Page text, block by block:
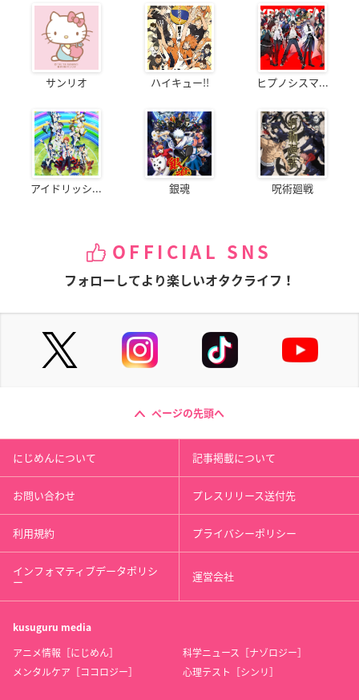
サンリオ ハイキュー!! ヒプノシスマ...
アイドリッシ... 銀魂 呪術廻戦
OFFICIAL SNS
フォローしてより楽しいオタクライフ！
ページの先頭へ
にじめんについて 記事掲載について
お問い合わせ プレスリリース送付先
利用規約 プライバシーポリシー
インフォマティブデータポリシ
ー 運営会社
kusuguru media
アニメ情報［にじめん］
科学ニュース［ナゾロジー］
メンタルケア［ココロジー］
心理テスト［シンリ］